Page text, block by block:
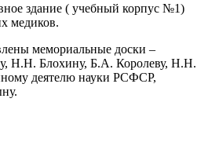
здание ( учебный корпус №1)
медиков.
мемориальные доски –
Н.Н. Блохину, Б.А. Королеву, Н.Н.
деятелю науки РСФСР,